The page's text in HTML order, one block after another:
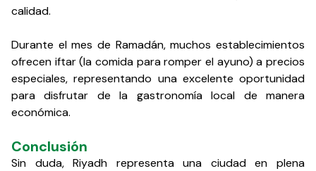
calidad.
Durante el mes de Ramadán, muchos establecimientos
ofrecen iftar (la comida para romper el ayuno) a precios
especiales, representando una excelente oportunidad
para disfrutar de la gastronomía local de manera
económica.
Conclusión
Sin duda, Riyadh representa una ciudad en plena